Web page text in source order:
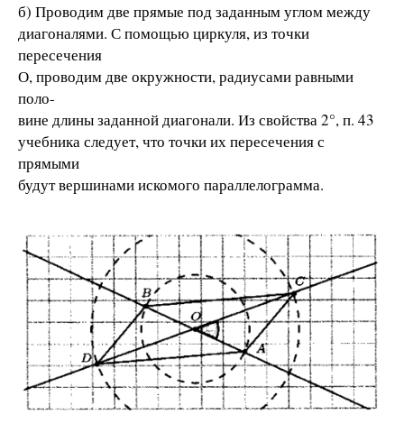
б) Проводим две прямые под заданным углом между
диагоналями. С помощью циркуля, из точки
пересечения
О, проводим две окружности, радиусами равными
поло-
вине длины заданной диагонали. Из свойства 2°, п. 43
учебника следует, что точки их пересечения с
прямыми
будут вершинами искомого параллелограмма.